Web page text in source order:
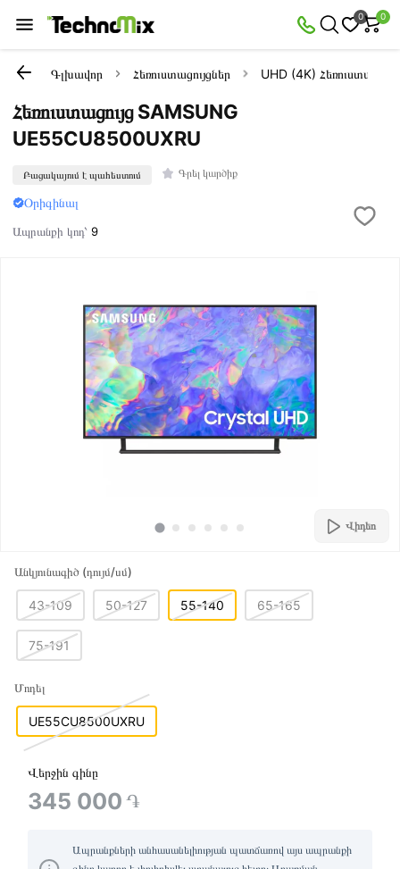
0 0
Գլխավոր Հեռուստացույցներ UHD (4K)
Հեռուստացույց SAMSUNG
UE55CU8500UXRU
Բացակայում է պահեստում Գրել կարծիք
Օրիգինալ
Ապրանքի կոդ՝9
Վիդեո
Անկյունագիծ (դույմ/սմ)
43-109 50-127 55-140 65-165
75-191
Մոդել
UE55CU8500UXRU
Վերջին գինը
345 000 ֏
Ապրանքների անհասանելիության պատճառով այս ապրանքի